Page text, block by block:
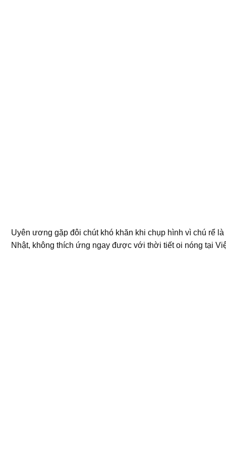
Uyên ương gặp đôi chút khó khăn khi chụp hình vì chú rể
Nhật, không thích ứng ngay được với thời tiết oi nóng tại